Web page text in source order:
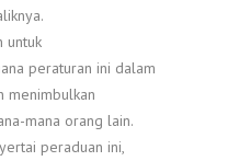
untuk
peraturan ini dalam
menimbulkan
mana orang lain.
peraduan ini,